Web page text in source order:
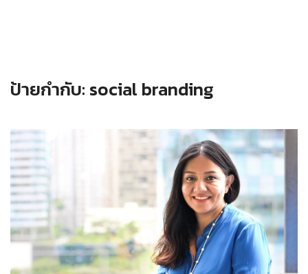
ป้ายกำกับ: social branding